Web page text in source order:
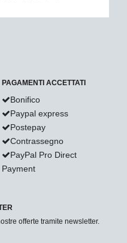
PAGAMENTI ACCETTATI
Bonifico
Paypal express
Postepay
Contrassegno
PayPal Pro Direct
Payment
offerte tramite newsletter.